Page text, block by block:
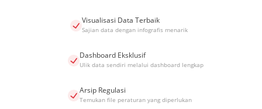
Visualisasi Data Terbaik
Sajian data dengan infografis menarik
Dashboard Eksklusif
Ulik data sendiri melalui dashboard lengkap
Arsip Regulasi
Temukan file peraturan yang diperlukan